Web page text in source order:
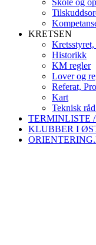
Skole og
KRETSEN
Historikk
KM regler
Lover og
Referat,
Kart
Teknisk
TERMINLISTE
KLUBBER I